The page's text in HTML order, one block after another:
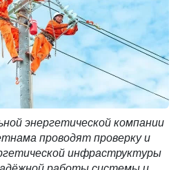
энергетической компании
проводят проверку и
инфраструктуры